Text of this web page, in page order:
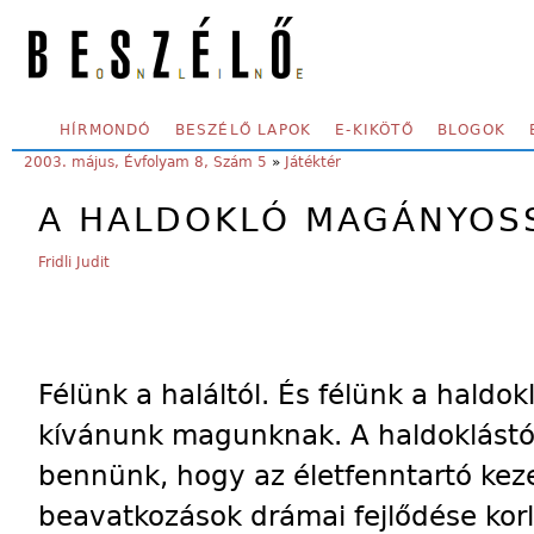
SECONDARY MENU
HÍRMONDÓ BESZÉLŐ LAPOK E-KIKÖTŐ BLOGOK
YOU ARE HERE:
2003. május, Évfolyam 8, Szám 5 » Játéktér
A HALDOKLÓ
Fridli Judit
Félünk a haláltól. És félünk a
kívánunk magunknak. A
bennünk, hogy az életfenntartó
beavatkozások drámai fejlődése